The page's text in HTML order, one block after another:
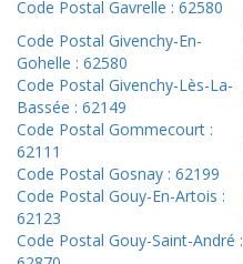
Code Postal Gavrelle : 62580
Code Postal Givenchy-En-
Gohelle : 62580
Code Postal Givenchy-Lès-La-
Bassée : 62149
Code Postal Gommecourt :
62111
Code Postal Gosnay : 62199
Code Postal Gouy-En-Artois :
62123
Code Postal Gouy-Saint-André :